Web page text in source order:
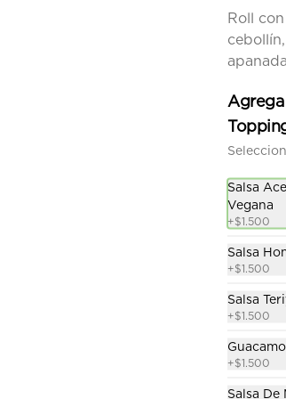
Roll con seitán,
palta. Cubierto
de tofu y chimi
Niku Tiradito
Roll con seitán,
berenjena
apanado, envuelto
Cubierto con
vegano. Sin arroz.
Red Hummus
Roll
Agrega
Salsa
Vegana
+$1.500
Salsa
+$1.500
Salsa
+$1.500
+$1.500
Salsa De